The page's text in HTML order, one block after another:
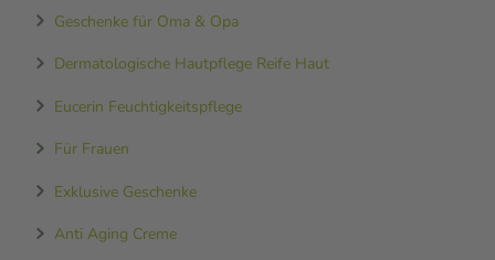
Geschenke für Oma & Opa
Dermatologische Hautpflege Reife Haut
Eucerin Feuchtigkeitspflege
Für Frauen
Exklusive Geschenke
Anti Aging Creme